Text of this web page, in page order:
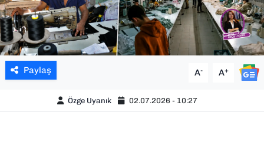
Paylaş A- A+
Özge Uyanık 02.07.2026 - 10:27